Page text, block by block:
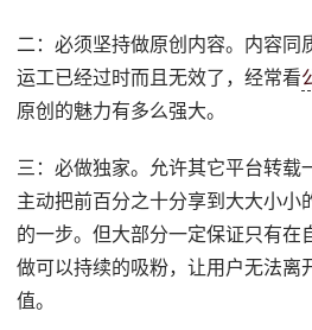
二：必须坚持做原创内容。内容同
运工已经过时而且无效了，经常看
原创的魅力有多么强大。
三：必做独家。允许其它平台转载
主动把前百分之十分享到大大小小
的一步。但大部分一定保证只有在
做可以持续的吸粉，让用户无法离
值。